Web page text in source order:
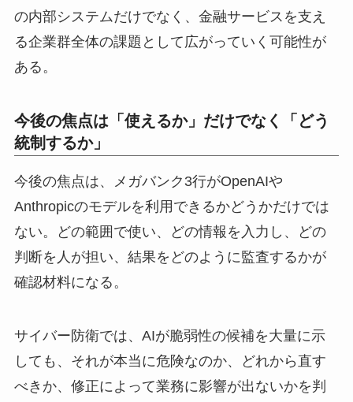
の内部システムだけでなく、金融サービスを支え
る企業群全体の課題として広がっていく可能性が
ある。
今後の焦点は「使えるか」だけでなく「どう
統制するか」
今後の焦点は、メガバンク3行がOpenAIや
Anthropicのモデルを利用できるかどうかだけでは
ない。どの範囲で使い、どの情報を入力し、どの
判断を人が担い、結果をどのように監査するかが
確認材料になる。
サイバー防衛では、AIが脆弱性の候補を大量に示
しても、それが本当に危険なのか、どれから直す
べきか、修正によって業務に影響が出ないかを判